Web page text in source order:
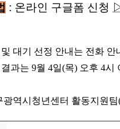
: 온라인 구글폼 신청
대기 선정 안내는 전화 안
과는 9월 4일(목) 오후 4시
광역시청년센터 활동지원팀